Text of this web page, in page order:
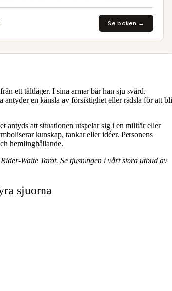
Se boken →
ett tältläger. I sina armar bär han sju svärd.
antyder en känsla av försiktighet eller rädsla för att bli
antyds att situationen utspelar sig i en militär eller
kunskap, tankar eller idéer. Personens
hemlinghållande.
Rider‑Waite Tarot. Se tjusningen i vårt stora utbud av
sjuorna